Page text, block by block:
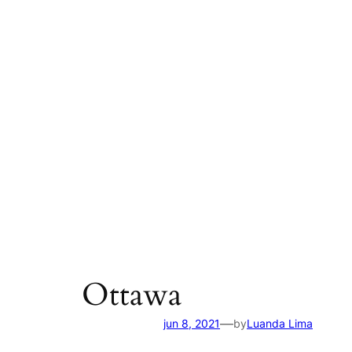
Ottawa
jun 8, 2021—byLuanda Lima